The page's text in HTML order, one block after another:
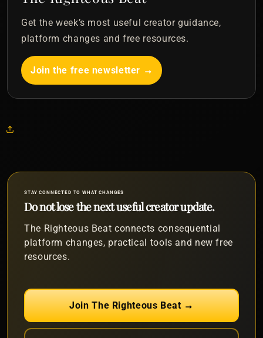
Get the week’s most useful creator guidance,
platform changes and free resources.
Join the free newsletter →
STAY CONNECTED TO WHAT CHANGES
Do not lose the next useful creator update.
The Righteous Beat connects consequential
platform changes, practical tools and new free
resources.
Join The Righteous Beat →